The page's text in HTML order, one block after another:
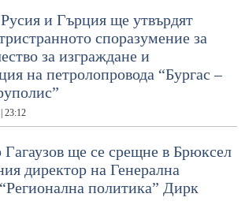
и Гърция ще утвърдят
споразумение за
за изграждане и
на петролопровода “Бургас –
23:12
ще се срещне в Брюксел
директор на Генерална
политика” Дирк